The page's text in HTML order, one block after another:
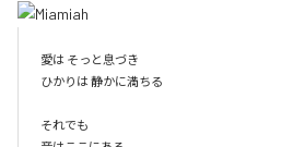
愛は そっと息づき
ひかりは 静かに満ちる
それでも